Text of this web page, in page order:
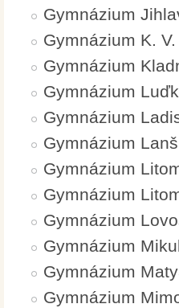
Gymnázium
Gymnázium K.
Gymnázium
Gymnázium
Gymnázium
Gymnázium
Gymnázium
Gymnázium
Gymnázium
Gymnázium
Gymnázium
Gymnázium